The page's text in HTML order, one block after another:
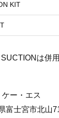
KIT
は併
ー・エス
富士宮市北山